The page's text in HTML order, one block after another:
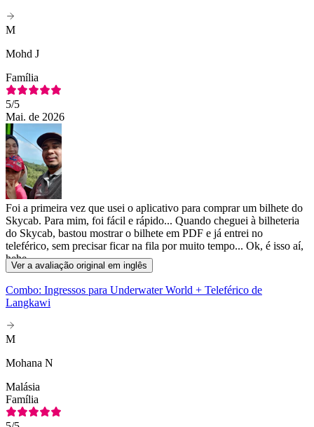
M
Mohd J
Família
5/5
Mai. de 2026
Foi a primeira vez que usei o aplicativo para comprar um bilhete do
Skycab. Para mim, foi fácil e rápido... Quando cheguei à bilheteria
do Skycab, bastou mostrar o bilhete em PDF e já entrei no
teleférico, sem precisar ficar na fila por muito tempo... Ok, é isso aí,
hehe
Ver a avaliação original em inglês
Combo: Ingressos para Underwater World + Teleférico de
Langkawi
M
Mohana N
Malásia
Família